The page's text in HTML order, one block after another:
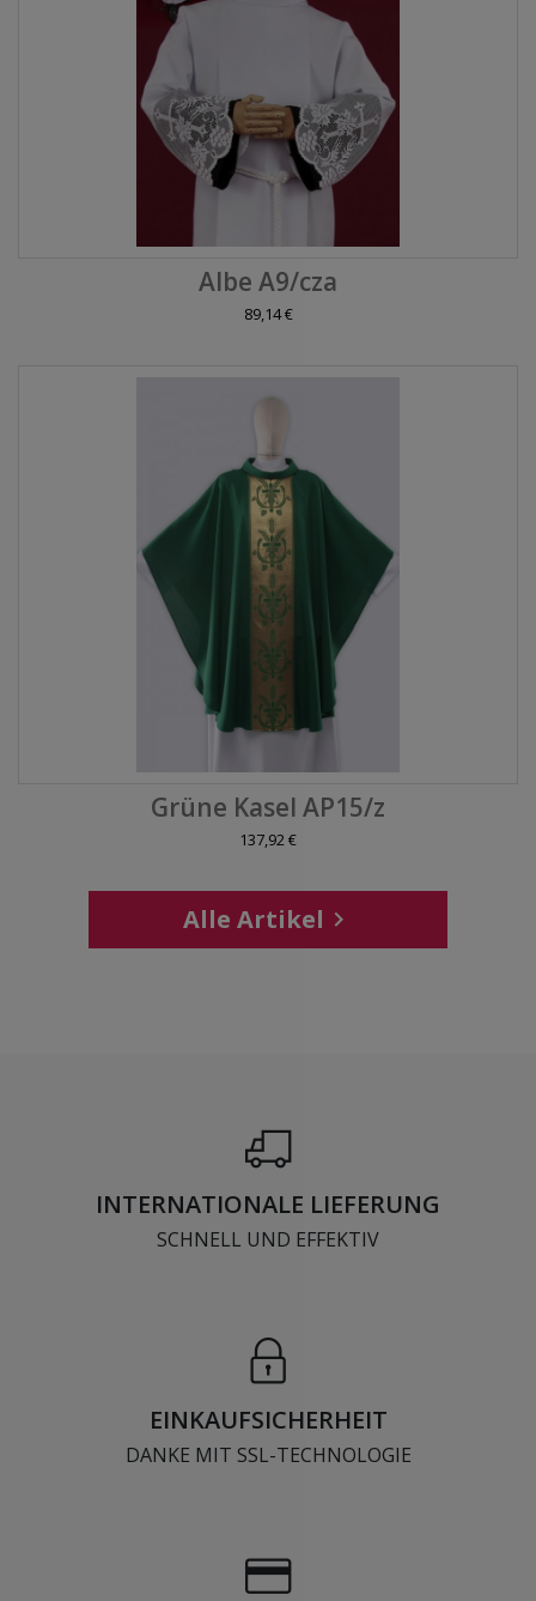
Albe A9/cza
89,14 €
Grüne Kasel AP15/z
137,92 €
Alle Artikel 
INTERNATIONALE LIEFERUNG
SCHNELL UND EFFEKTIV
EINKAUFSICHERHEIT
DANKE MIT SSL-TECHNOLOGIE